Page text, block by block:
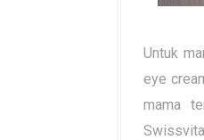
Untuk
eye
mama